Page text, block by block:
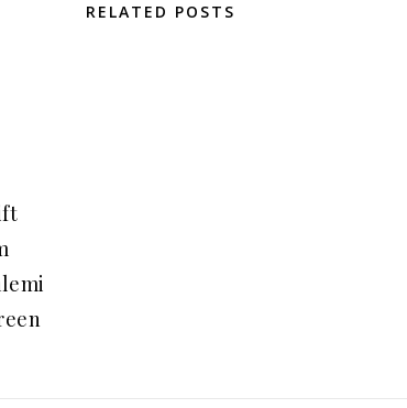
RELATED POSTS